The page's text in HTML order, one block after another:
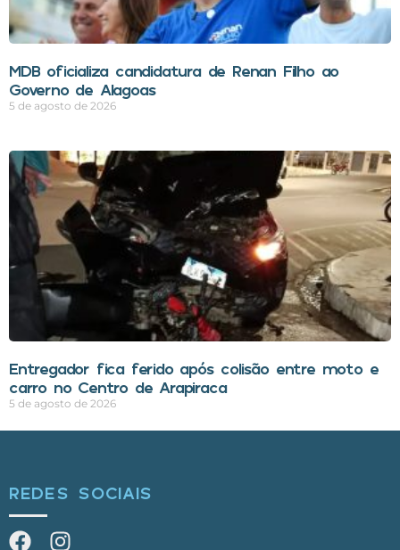
MDB oficializa candidatura de Renan Filho ao
Governo de Alagoas
5 de agosto de 2026
Entregador fica ferido após colisão entre moto e
carro no Centro de Arapiraca
5 de agosto de 2026
REDES SOCIAIS